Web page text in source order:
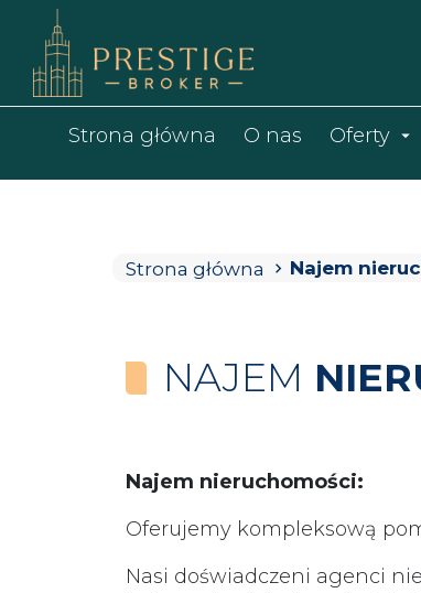
Strona główna O nas Oferty
Strona główna Najem
NAJEM
Najem nieruchomości:
Oferujemy kompleksową
Nasi doświadczeni agenci